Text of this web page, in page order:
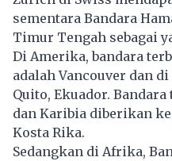
sementara Bandara
Timur Tengah sebagai
Di Amerika, bandara
adalah Vancouver dan
Quito, Ekuador.
dan Karibia diberikan
Kosta Rika.
Sedangkan di Afrika,